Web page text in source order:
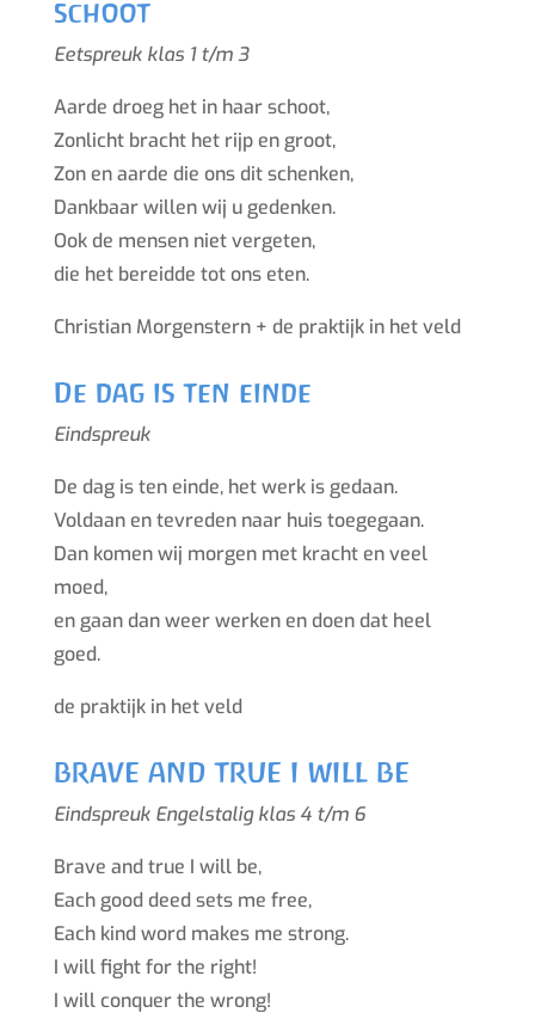
schoot
Eetspreuk klas 1 t/m 3
Aarde droeg het in haar schoot,
Zonlicht bracht het rijp en groot,
Zon en aarde die ons dit schenken,
Dankbaar willen wij u gedenken.
Ook de mensen niet vergeten,
die het bereidde tot ons eten.
Christian Morgenstern + de praktijk in het veld
De dag is ten einde
Eindspreuk
De dag is ten einde, het werk is gedaan.
Voldaan en tevreden naar huis toegegaan.
Dan komen wij morgen met kracht en veel
moed,
en gaan dan weer werken en doen dat heel
goed.
de praktijk in het veld
BRAVE AND TRUE I WILL BE
Eindspreuk Engelstalig klas 4 t/m 6
Brave and true I will be,
Each good deed sets me free,
Each kind word makes me strong.
I will fight for the right!
I will conquer the wrong!